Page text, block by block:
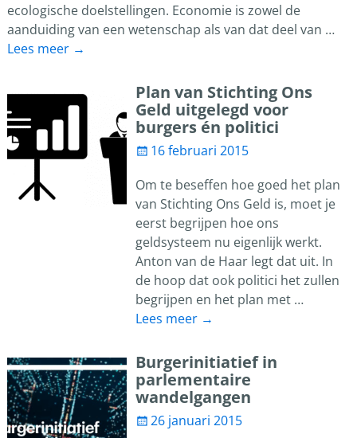
ecologische doelstellingen. Economie is zowel de
aanduiding van een wetenschap als van dat deel van …
Lees meer →
Plan van Stichting Ons
Geld uitgelegd voor
burgers én politici
16 februari 2015
Om te beseffen hoe goed het plan
van Stichting Ons Geld is, moet je
eerst begrijpen hoe ons
geldsysteem nu eigenlijk werkt.
Anton van de Haar legt dat uit. In
de hoop dat ook politici het zullen
begrijpen en het plan met …
Lees meer →
Burgerinitiatief in
parlementaire
wandelgangen
26 januari 2015